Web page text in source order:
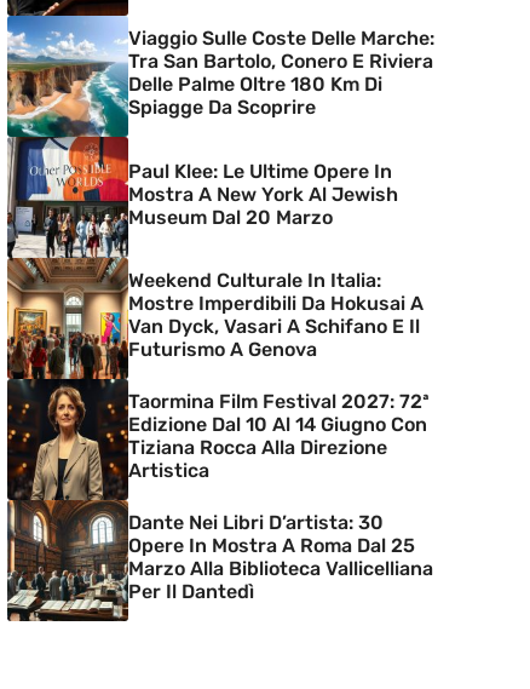
Viaggio Sulle Coste Delle Marche:
Tra San Bartolo, Conero E Riviera
Delle Palme Oltre 180 Km Di
Spiagge Da Scoprire
Paul Klee: Le Ultime Opere In
Mostra A New York Al Jewish
Museum Dal 20 Marzo
Weekend Culturale In Italia:
Mostre Imperdibili Da Hokusai A
Van Dyck, Vasari A Schifano E Il
Futurismo A Genova
Taormina Film Festival 2027: 72ª
Edizione Dal 10 Al 14 Giugno Con
Tiziana Rocca Alla Direzione
Artistica
Dante Nei Libri D’artista: 30
Opere In Mostra A Roma Dal 25
Marzo Alla Biblioteca Vallicelliana
Per Il Dantedì